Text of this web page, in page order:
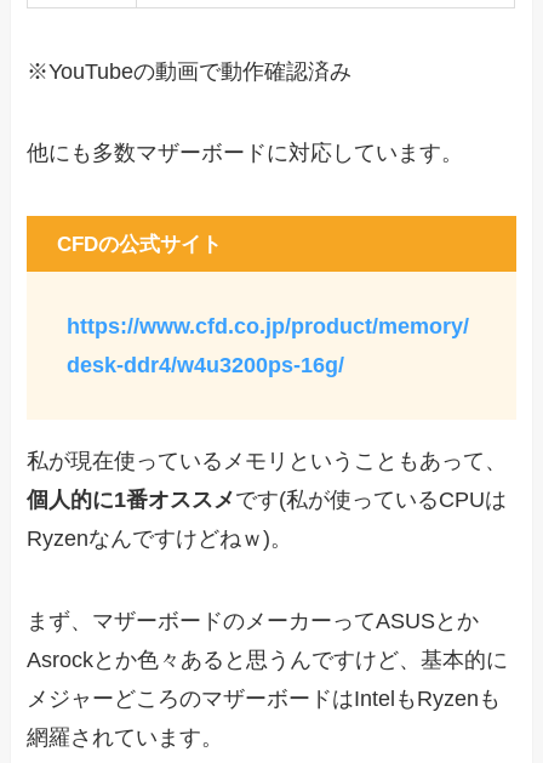
※YouTubeの動画で動作確認済み
他にも多数マザーボードに対応しています。
CFDの公式サイト
https://www.cfd.co.jp/product/memory/
desk-ddr4/w4u3200ps-16g/
私が現在使っているメモリということもあって、
個人的に1番オススメです(私が使っているCPUは
Ryzenなんですけどねｗ)。
まず、マザーボードのメーカーってASUSとか
Asrockとか色々あると思うんですけど、基本的に
メジャーどころのマザーボードはIntelもRyzenも
網羅されています。